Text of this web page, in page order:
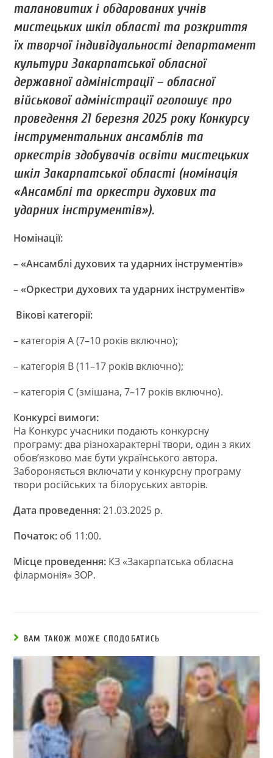
талановитих і обдарованих учнів
мистецьких шкіл області та розкриття
їх творчої індивідуальності департамент
культури Закарпатської обласної
державної адміністрації – обласної
військової адміністрації оголошує про
проведення 21 березня 2025 року Конкурсу
інструментальних ансамблів та
оркестрів здобувачів освіти мистецьких
шкіл Закарпатської області (номінація
«Ансамблі та оркестри духових та
ударних інструментів»).
Номінації:
–«Ансамблі духових та ударних інструментів»
–«Оркестридухових та ударних інструментів»
Вікові категорії:
– категорія А (7–10 років включно);
– категорія В (11–17 років включно);
– категорія С (змішана, 7–17 років включно).
Конкурсі вимоги:
На Конкурс учасники подають конкурсну
програму: два різнохарактерні твори, один з яких
обов’язково має бути українського автора.
Забороняється включати у конкурсну програму
твори російських та білоруських авторів.
Дата проведення:21.03.2025 р.
Початок: об 11:00.
Місце проведення: КЗ «Закарпатська обласна
філармонія» ЗОР.
ВАМ ТАКОЖ МОЖЕ СПОДОБАТИСЬ